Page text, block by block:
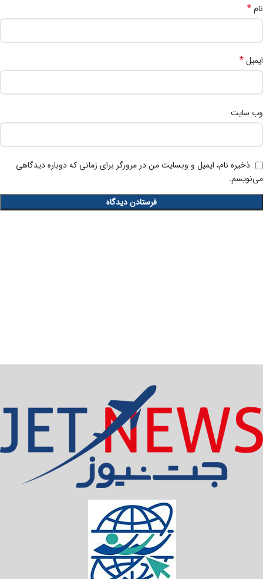
نام*
ایمیل*
وب‌ سایت
ذخیره نام، ایمیل و وبسایت من در مرورگر برای زمانی که دوباره دیدگاهی
می‌نویسم.